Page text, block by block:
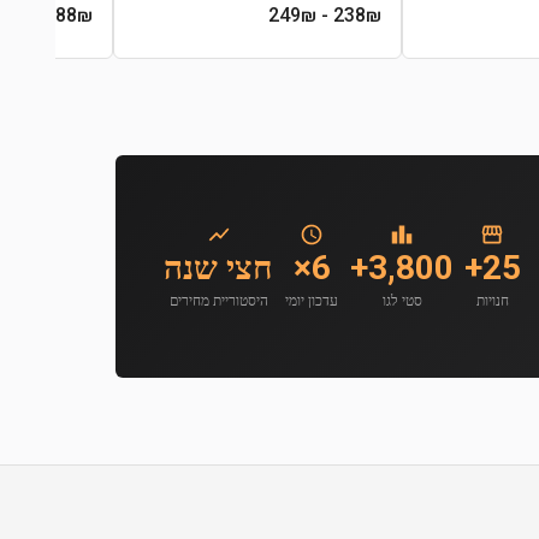
238₪
- 249₪
1088₪
25+
חנויות
3,800+
סטי לגו
6×
עדכון יומי
חצי שנה
היסטוריית מחירים